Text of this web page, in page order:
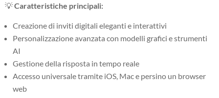
💡Caratteristiche principali:
Creazione di inviti digitali eleganti e interattivi
Personalizzazione avanzata con modelli grafici e strumenti
AI
Gestione della risposta in tempo reale
Accesso universale tramite iOS, Mac e persino un browser
web